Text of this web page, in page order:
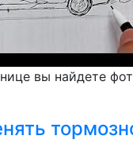
вы найдете